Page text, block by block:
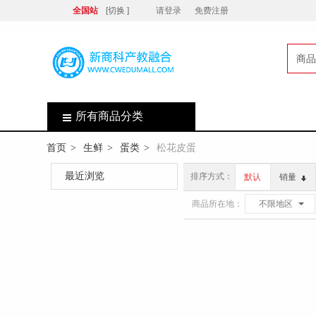
全国站 [切换 ] 请登录 免费注册
商品
所有商品分类
首页 > 生鲜 > 蛋类 > 松花皮蛋
最近浏览 排序方式： 默认 销量
商品所在地： 不限地区